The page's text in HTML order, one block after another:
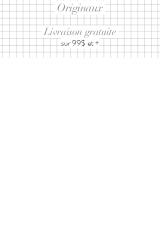
Originaux
sur 99$ et +
Livraison gratuite